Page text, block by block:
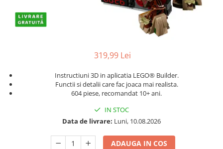
Echipament protectie bicicleta si
ski
Accesorii auto copii
Ochelari de soare
Palarii protectie UV
Somnul bebelusului
319,99 Lei
Instructiuni 3D in aplicatia LEGO® Builder.
Functii si detalii care fac joaca mai realista.
604 piese, recomandat 10+ ani.
IN STOC
Data de livrare: Luni, 10.08.2026
ADAUGA IN COS